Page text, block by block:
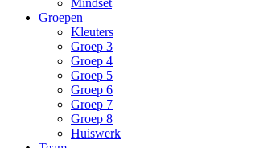
Mindset
Groepen
Kleuters
Groep 3
Groep 4
Groep 5
Groep 6
Groep 7
Groep 8
Huiswerk